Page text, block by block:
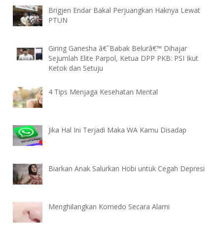
Brigjen Endar Bakal Perjuangkan Haknya Lewat
PTUN
Giring Ganesha â€˜Babak Belurâ€™ Dihajar
Sejumlah Elite Parpol, Ketua DPP PKB: PSI Ikut
Ketok dan Setuju
4 Tips Menjaga Kesehatan Mental
Jika Hal Ini Terjadi Maka WA Kamu Disadap
Biarkan Anak Salurkan Hobi untuk Cegah Depresi
Menghilangkan Komedo Secara Alami